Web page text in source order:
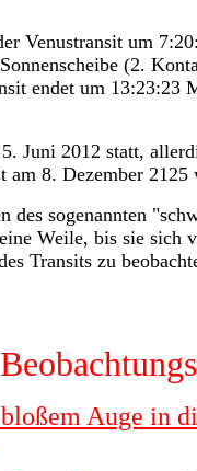
Venustransit um
(2.
endet um
Juni 2012 statt,
am 8. Dezember
des sogenannten
Weile, bis sie
Transits zu
Auge in